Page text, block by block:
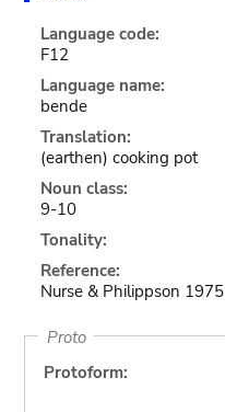
Language code:
F12
Language name:
bende
Translation:
(earthen) cooking pot
Noun class:
9-10
Tonality:
Reference:
Nurse & Philippson 1975
Proto
Protoform: